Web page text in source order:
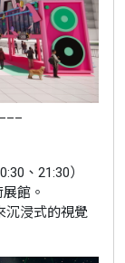
、21:30）
館。
沉浸式的視覺